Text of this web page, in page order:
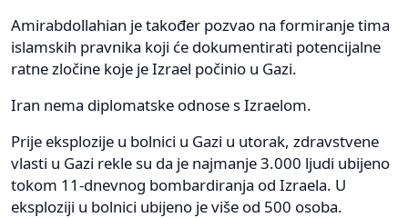
Amirabdollahian je također pozvao na formiranje tima
islamskih pravnika koji će dokumentirati potencijalne
ratne zločine koje je Izrael počinio u Gazi.
Iran nema diplomatske odnose s Izraelom.
Prije eksplozije u bolnici u Gazi u utorak, zdravstvene
vlasti u Gazi rekle su da je najmanje 3.000 ljudi ubijeno
tokom 11-dnevnog bombardiranja od Izraela. U
eksploziji u bolnici ubijeno je više od 500 osoba.